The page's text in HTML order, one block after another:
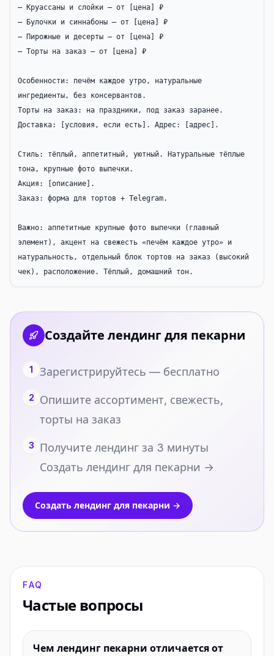
— Круассаны и слойки — от [цена] ₽
— Булочки и синнабоны — от [цена] ₽
— Пирожные и десерты — от [цена] ₽
— Торты на заказ — от [цена] ₽
Особенности: печём каждое утро, натуральные
ингредиенты, без консервантов.
Торты на заказ: на праздники, под заказ заранее.
Доставка: [условия, если есть]. Адрес: [адрес].
Стиль: тёплый, аппетитный, уютный. Натуральные тёплые
тона, крупные фото выпечки.
Акция: [описание].
Заказ: форма для тортов + Telegram.
Важно: аппетитные крупные фото выпечки (главный
элемент), акцент на свежесть «печём каждое утро» и
натуральность, отдельный блок тортов на заказ (высокий
чек), расположение. Тёплый, домашний тон.
Создайте лендинг для пекарни
1 Зарегистрируйтесь — бесплатно
2
Опишите ассортимент, свежесть,
торты на заказ
3
Получите лендинг за 3 минуты
Создать лендинг для пекарни →
Создать лендинг для пекарни →
FAQ
Частые вопросы
Чем лендинг пекарни отличается от